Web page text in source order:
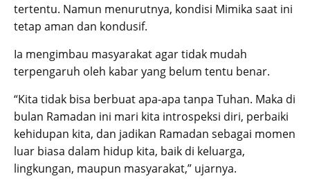
tertentu. Namun menurutnya, kondisi Mimika saat ini
tetap aman dan kondusif.
Ia mengimbau masyarakat agar tidak mudah
terpengaruh oleh kabar yang belum tentu benar.
“Kita tidak bisa berbuat apa-apa tanpa Tuhan. Maka di
bulan Ramadan ini mari kita introspeksi diri, perbaiki
kehidupan kita, dan jadikan Ramadan sebagai momen
luar biasa dalam hidup kita, baik di keluarga,
lingkungan, maupun masyarakat,” ujarnya.